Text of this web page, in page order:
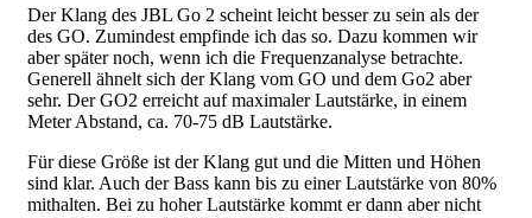
Der Klang des JBL Go 2 scheint leicht besser zu sein als der
des GO. Zumindest empfinde ich das so. Dazu kommen wir
aber später noch, wenn ich die Frequenzanalyse betrachte.
Generell ähnelt sich der Klang vom GO und dem Go2 aber
sehr. Der GO2 erreicht auf maximaler Lautstärke, in einem
Meter Abstand, ca. 70-75 dB Lautstärke.
Für diese Größe ist der Klang gut und die Mitten und Höhen
sind klar. Auch der Bass kann bis zu einer Lautstärke von 80%
mithalten. Bei zu hoher Lautstärke kommt er dann aber nicht